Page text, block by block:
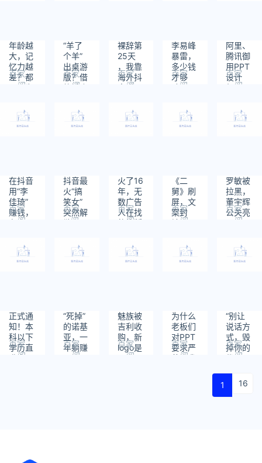
年龄越
大，记
忆力越
差？都
是因为
掌握这
一点
百家
阅
628
“羊了
个羊”
出桌游
版？借
势杀疯
乌又赢
麻了...
百家
阅
816
裸辞第
25天
，我靠
海外抖
音赚了
求求你
不要再
赚死工
百家
阅
李易峰
暴雷，
多少钱
才够
赔？
百家
阅
1087
阿里、
腾讯御
用PPT
设计
师：从
精通，
让你的
PPT会
百家
阅
719
在抖音
用“李
佳琦”
赚钱，
有人3
1200
百家
阅
846
抖音最
火“搞
笑女”
突然解
散！一
4000W，
疯产姐
妹却疯
百家
阅
1045
火了16
年，无
数广告
人在找
的绝版
百家
阅
《二
舅》刷
屏，文
案封
神...
百家
阅
567
罗敏被
拉黑，
董宇辉
公关亮
百家
阅
827
正式通
知！本
科以下
学历直
升本
百家
阅
“死掉”
的诺基
亚，一
年躺赚
1500
百家
阅
魅族被
吉利收
购，新
logo是
颗心？
百家
阅
为什么
老板们
对PPT
要求严
苛，我
百家
阅
“别让
说话方
式，毁
掉你的
优
他花了
37年，
说透沟
百家
阅
725
1 16